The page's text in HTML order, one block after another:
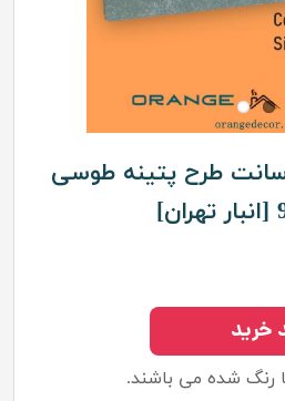
پی وی سی 9 سانت طرح پتینه طوسی
رنگ شده می باشند.
خرید